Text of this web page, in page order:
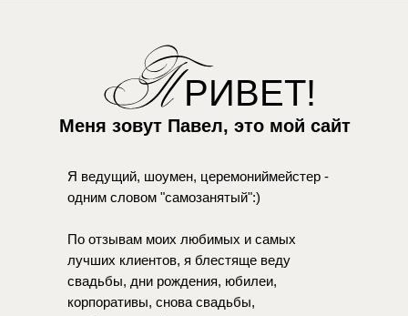
ПРИВЕТ!
Я ведущий, шоумен, церемониймейстер -
одним словом "самозанятый":)
По отзывам моих любимых и самых
лучших клиентов, я блестяще веду
свадьбы, дни рождения, юбилеи,
корпоративы, снова свадьбы,
Меня зовут Павел, это мой сайт